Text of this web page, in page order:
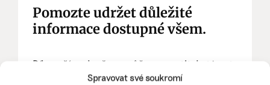
Spravovat své soukromí
Pomozte udržet důležité
informace dostupné všem.
Díky vaší podpoře se můžeme pustit do témat,
která by jinak nevznikla.